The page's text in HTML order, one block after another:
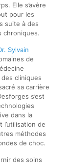
Elle s’avère
pour les
suite à des
chroniques.
Sylvain
de
cliniques
sa carrière
s’est
dans la
de
méthodes
de choc.
des soins